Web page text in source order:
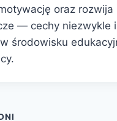
oraz rozwija
— cechy niezwykle
środowisku